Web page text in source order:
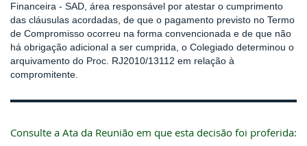
Financeira - SAD, área responsável por atestar o cumprimento
das cláusulas acordadas, de que o pagamento previsto no Termo
de Compromisso ocorreu na forma convencionada e de que não
há obrigação adicional a ser cumprida, o Colegiado determinou o
arquivamento do Proc. RJ2010/13112 em relação à
compromitente.
Consulte a Ata da Reunião em que esta decisão foi proferida: